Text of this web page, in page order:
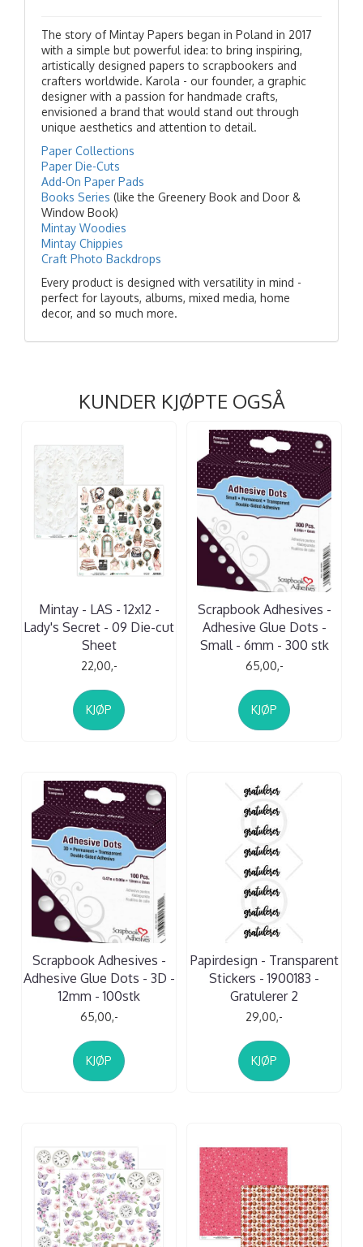
The story of Mintay Papers began in Poland in 2017
with a simple but powerful idea: to bring inspiring,
artistically designed papers to scrapbookers and
crafters worldwide. Karola - our founder, a graphic
designer with a passion for handmade crafts,
envisioned a brand that would stand out through
unique aesthetics and attention to detail.
Paper Collections
Paper Die-Cuts
Add-On Paper Pads
Books Series (like the Greenery Book and Door &
Window Book)
Mintay Woodies
Mintay Chippies
Craft Photo Backdrops
Every product is designed with versatility in mind -
perfect for layouts, albums, mixed media, home
decor, and so much more.
KUNDER KJØPTE OGSÅ
Mintay - LAS - 12x12 -
Lady's Secret - 09 Die-cut
Sheet
22,00,-
KJØP
Scrapbook Adhesives -
Adhesive Glue Dots -
Small - 6mm - 300 stk
65,00,-
KJØP
Scrapbook Adhesives -
Adhesive Glue Dots - 3D -
12mm - 100stk
65,00,-
KJØP
Papirdesign - Transparent
Stickers - 1900183 -
Gratulerer 2
29,00,-
KJØP